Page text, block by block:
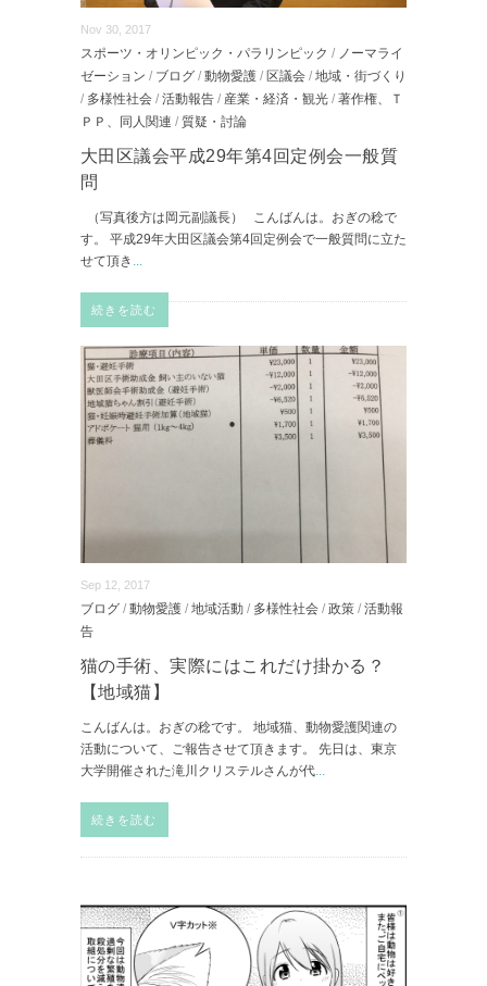
Nov 30, 2017
スポーツ・オリンピック・パラリンピック /
ノーマライ
ゼーション / ブログ / 動物愛護 / 区議会 / 地域・街づくり
/ 多様性社会 / 活動報告 / 産業・経済・観光 / 著作権、Ｔ
ＰＰ、同人関連 / 質疑・討論
大田区議会平成29年第4回定例会一般質
問
（写真後方は岡元副議長） こんばんは。おぎの稔で
す。 平成29年大田区議会第4回定例会で一般質問に立た
せて頂き
続きを読む
Sep 12, 2017
ブログ / 動物愛護 / 地域活動 / 多様性社会 / 政策 / 活動報
告
猫の手術、実際にはこれだけ掛かる？
【地域猫】
こんばんは。おぎの稔です。 地域猫、動物愛護関連の
活動について、ご報告させて頂きます。 先日は、‪東京
大学開催された滝川クリステルさんが代
続きを読む